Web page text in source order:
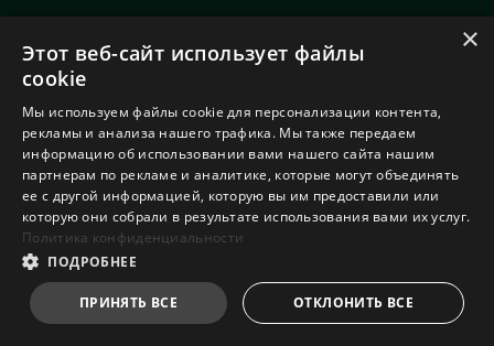
×
Этот веб-сайт использует файлы
cookie
Мы используем файлы cookie для персонализации контента,
рекламы и анализа нашего трафика. Мы также передаем
информацию об использовании вами нашего сайта нашим
партнерам по рекламе и аналитике, которые могут объединять
ее с другой информацией, которую вы им предоставили или
которую они собрали в результате использования вами их услуг.
Политика конфиденциальности
ПОДРОБНЕЕ
ПРИНЯТЬ ВСЕ ОТКЛОНИТЬ ВСЕ